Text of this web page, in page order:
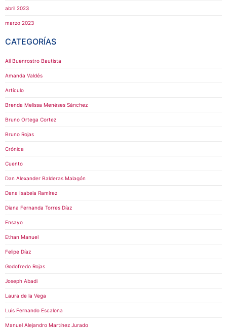
abril 2023
marzo 2023
CATEGORÍAS
Alí Buenrostro Bautista
Amanda Valdés
Artículo
Brenda Melissa Menéses Sánchez
Bruno Ortega Cortez
Bruno Rojas
Crónica
Cuento
Dan Alexander Balderas Malagón
Dana Isabela Ramírez
Diana Fernanda Torres Díaz
Ensayo
Ethan Manuel
Felipe Díaz
Godofredo Rojas
Joseph Abadi
Laura de la Vega
Luis Fernando Escalona
Manuel Alejandro Martínez Jurado